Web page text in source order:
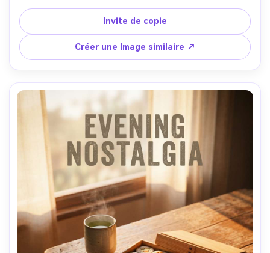
ultra-minimale avec une bordure forte et de l'espace pour
les lettres serifs modernes, un éclairage softbox lumineux,
Nikon Z8 50mm f/1.4, composition symétrique, ambiance
contemporaine élégante, textures réalistes, ombres
naturelles, haute résolution, mise au point nette-AR 4:5
Invite de copie
Créer une Image similaire ↗